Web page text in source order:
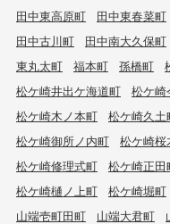
田中東高原町
田中東春菜町
田中古川町
田中南大久保町
東丸太町
福本町 孫橋町
松ケ崎井出ケ海道町
松ケ崎
松ケ崎木ノ本町
松ケ崎久土
松ケ崎御所ノ内町
松ケ崎桜
松ケ崎修理式町
松ケ崎正田
松ケ崎樋ノ上町
松ケ崎堀町
山端壱町田町
山端大君町